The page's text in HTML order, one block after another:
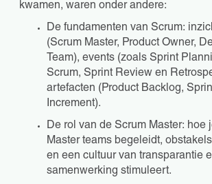
kwamen, waren onder andere:
De fundamenten van Scrum:
(Scrum Master, Product Owner,
Team), events (zoals Sprint
Scrum, Sprint Review en
artefacten (Product Backlog,
Increment).
De rol van de Scrum Master: hoe
Master teams begeleidt,
en een cultuur van transparantie
samenwerking stimuleert.